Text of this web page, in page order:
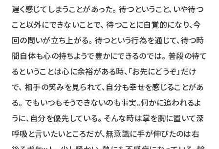
遅く感じてしまうことがあった。 待つということ、いや待つ
こと以外にできないことで、 待つことに自覚的になり、今
回の問いが立ち上がる。 待つという行為を通じて、待つ時
間自体も心の持ちようで豊かにできるのでは。 普段の待て
るということは心に余裕がある時、「お先にどうぞ」だけ
で、 相手の笑みを見られて、自分も幸せを感じることがあ
る。 でもいつもそうできないのも事実。何かに追われるよ
うに、自分を優先している。 そんな時は掌を胸に置いて深
呼吸と言いたいところだが、無意識に手が伸びたのは右